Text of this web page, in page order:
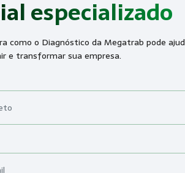
especializado
como o Diagnóstico da Megatrab pode
e transformar sua empresa.